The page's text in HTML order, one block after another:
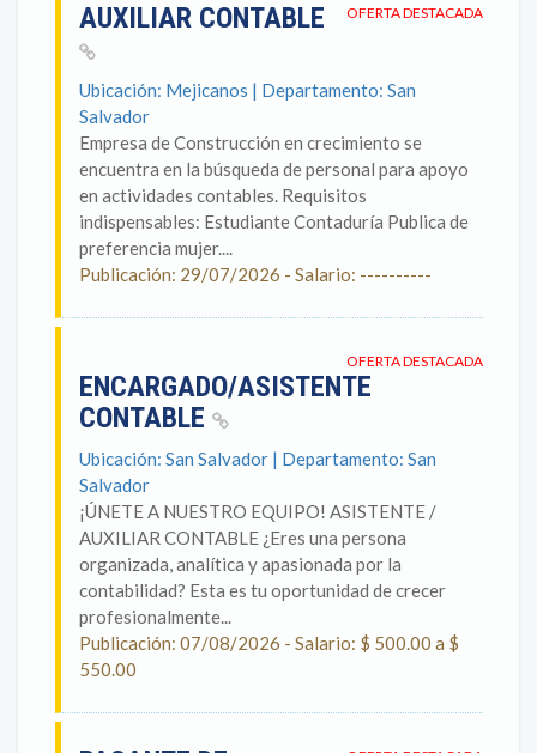
OFERTA DESTACADA
AUXILIAR CONTABLE
Ubicación: Mejicanos | Departamento: San
Salvador
Empresa de Construcción en crecimiento se
encuentra en la búsqueda de personal para apoyo
en actividades contables. Requisitos
indispensables: Estudiante Contaduría Publica de
preferencia mujer....
Publicación: 29/07/2026 - Salario: ----------
OFERTA DESTACADA
ENCARGADO/ASISTENTE
CONTABLE
Ubicación: San Salvador | Departamento: San
Salvador
¡ÚNETE A NUESTRO EQUIPO! ASISTENTE /
AUXILIAR CONTABLE ¿Eres una persona
organizada, analítica y apasionada por la
contabilidad? Esta es tu oportunidad de crecer
profesionalmente...
Publicación: 07/08/2026 - Salario: $ 500.00 a $
550.00